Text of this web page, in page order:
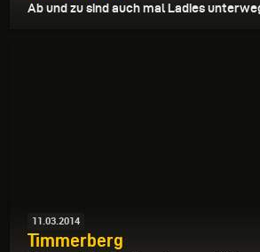
Ab und zu sind auch mal Ladies
11.03.2014
Timmerberg